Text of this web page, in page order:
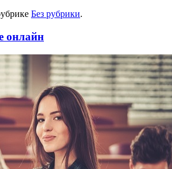
Без рубрики.
онлайн